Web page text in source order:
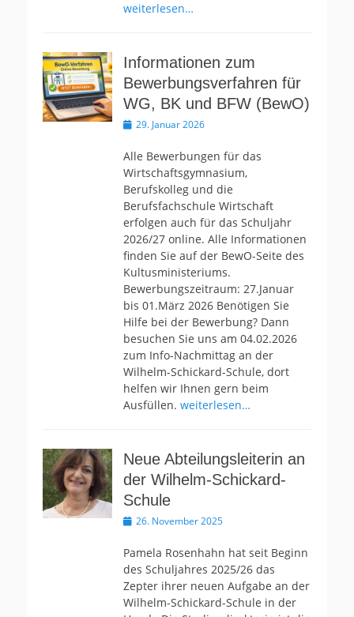
weiterlesen…
Informationen zum
Bewerbungsverfahren für
WG, BK und BFW (BewO)
Veröffentlicht
29. Januar 2026
Alle Bewerbungen für das
Wirtschaftsgymnasium,
Berufskolleg und die
Berufsfachschule Wirtschaft
erfolgen auch für das Schuljahr
2026/27 online. Alle Informationen
finden Sie auf der BewO-Seite des
Kultusministeriums.
Bewerbungszeitraum: 27.Januar
bis 01.März 2026 Benötigen Sie
Hilfe bei der Bewerbung? Dann
besuchen Sie uns am 04.02.2026
zum Info-Nachmittag an der
Wilhelm-Schickard-Schule, dort
helfen wir Ihnen gern beim
Ausfüllen. weiterlesen…
Neue Abteilungsleiterin an
der Wilhelm-Schickard-
Schule
Veröffentlicht
26. November 2025
Pamela Rosenhahn hat seit Beginn
des Schuljahres 2025/26 das
Zepter ihrer neuen Aufgabe an der
Wilhelm-Schickard-Schule in der